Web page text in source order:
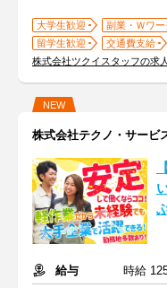
大学生歓迎 副業・Ｗワー
留学生歓迎
交通費支給
株式会社ツクイスタッフの求
NEW
株式会社テクノ・サービ
給与
時給